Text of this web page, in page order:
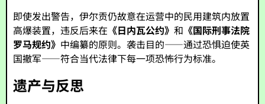
即使发出警告，伊尔贡仍故意在运营中的民用建筑内放置
高爆装置，违反后来在 《日内瓦公约》和 《国际刑事法院
罗马规约》 中编纂的原则。袭击目的——通过恐惧迫使英
国撤军——符合当代法律下每一项恐怖行为标准。
遗产与反思